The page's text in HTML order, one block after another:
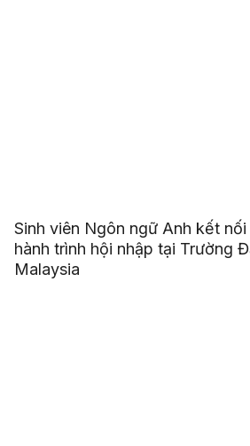
Sinh viên Ngôn ngữ Anh kết
hành trình hội nhập tại Trường
Malaysia